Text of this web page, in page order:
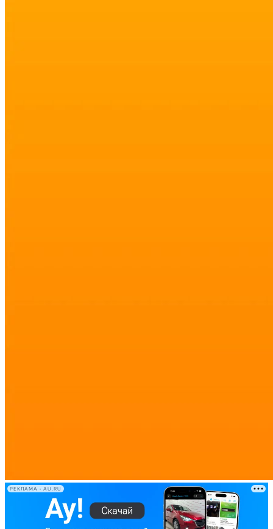
РЕКЛАМА • AU.RU